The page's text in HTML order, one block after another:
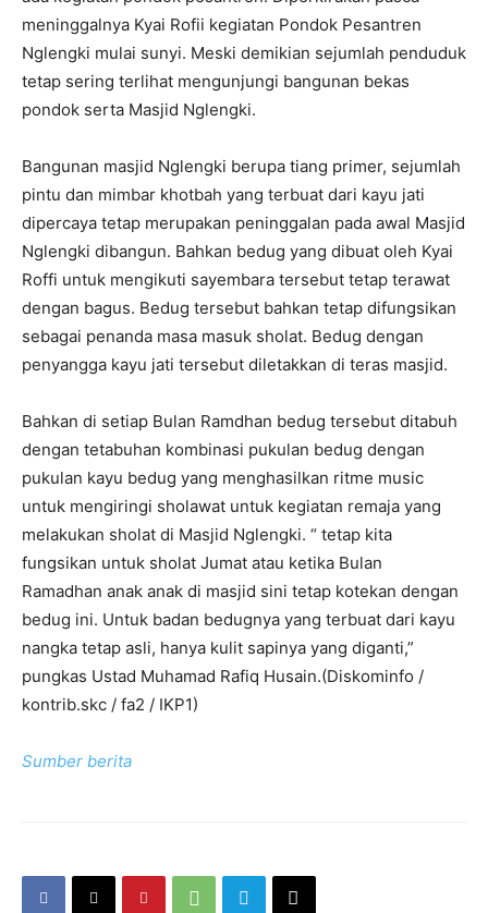
meninggalnya Kyai Rofii kegiatan Pondok Pesantren
Nglengki mulai sunyi. Meski demikian sejumlah penduduk
tetap sering terlihat mengunjungi bangunan bekas
pondok serta Masjid Nglengki.
Bangunan masjid Nglengki berupa tiang primer, sejumlah
pintu dan mimbar khotbah yang terbuat dari kayu jati
dipercaya tetap merupakan peninggalan pada awal Masjid
Nglengki dibangun. Bahkan bedug yang dibuat oleh Kyai
Roffi untuk mengikuti sayembara tersebut tetap terawat
dengan bagus. Bedug tersebut bahkan tetap difungsikan
sebagai penanda masa masuk sholat. Bedug dengan
penyangga kayu jati tersebut diletakkan di teras masjid.
Bahkan di setiap Bulan Ramdhan bedug tersebut ditabuh
dengan tetabuhan kombinasi pukulan bedug dengan
pukulan kayu bedug yang menghasilkan ritme music
untuk mengiringi sholawat untuk kegiatan remaja yang
melakukan sholat di Masjid Nglengki. “ tetap kita
fungsikan untuk sholat Jumat atau ketika Bulan
Ramadhan anak anak di masjid sini tetap kotekan dengan
bedug ini. Untuk badan bedugnya yang terbuat dari kayu
nangka tetap asli, hanya kulit sapinya yang diganti,”
pungkas Ustad Muhamad Rafiq Husain.(Diskominfo /
kontrib.skc / fa2 / IKP1)
Sumber berita